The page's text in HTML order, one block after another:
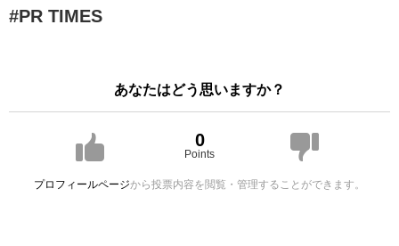
PR TIMES
あなたはどう思いますか？
0
Points
プロフィールページから投票内容を閲覧・管理することができます。